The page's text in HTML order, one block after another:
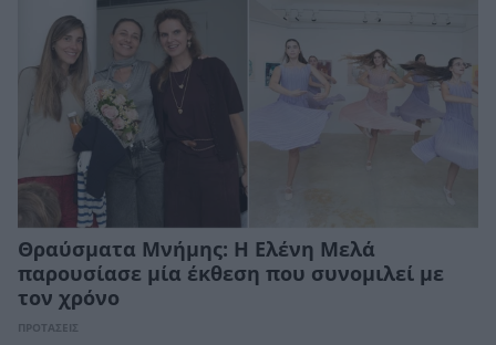
Θραύσματα Μνήμης: Η Ελένη Μελά
παρουσίασε μία έκθεση που συνομιλεί με
τον χρόνο
ΠΡΟΤΑΣΕΙΣ